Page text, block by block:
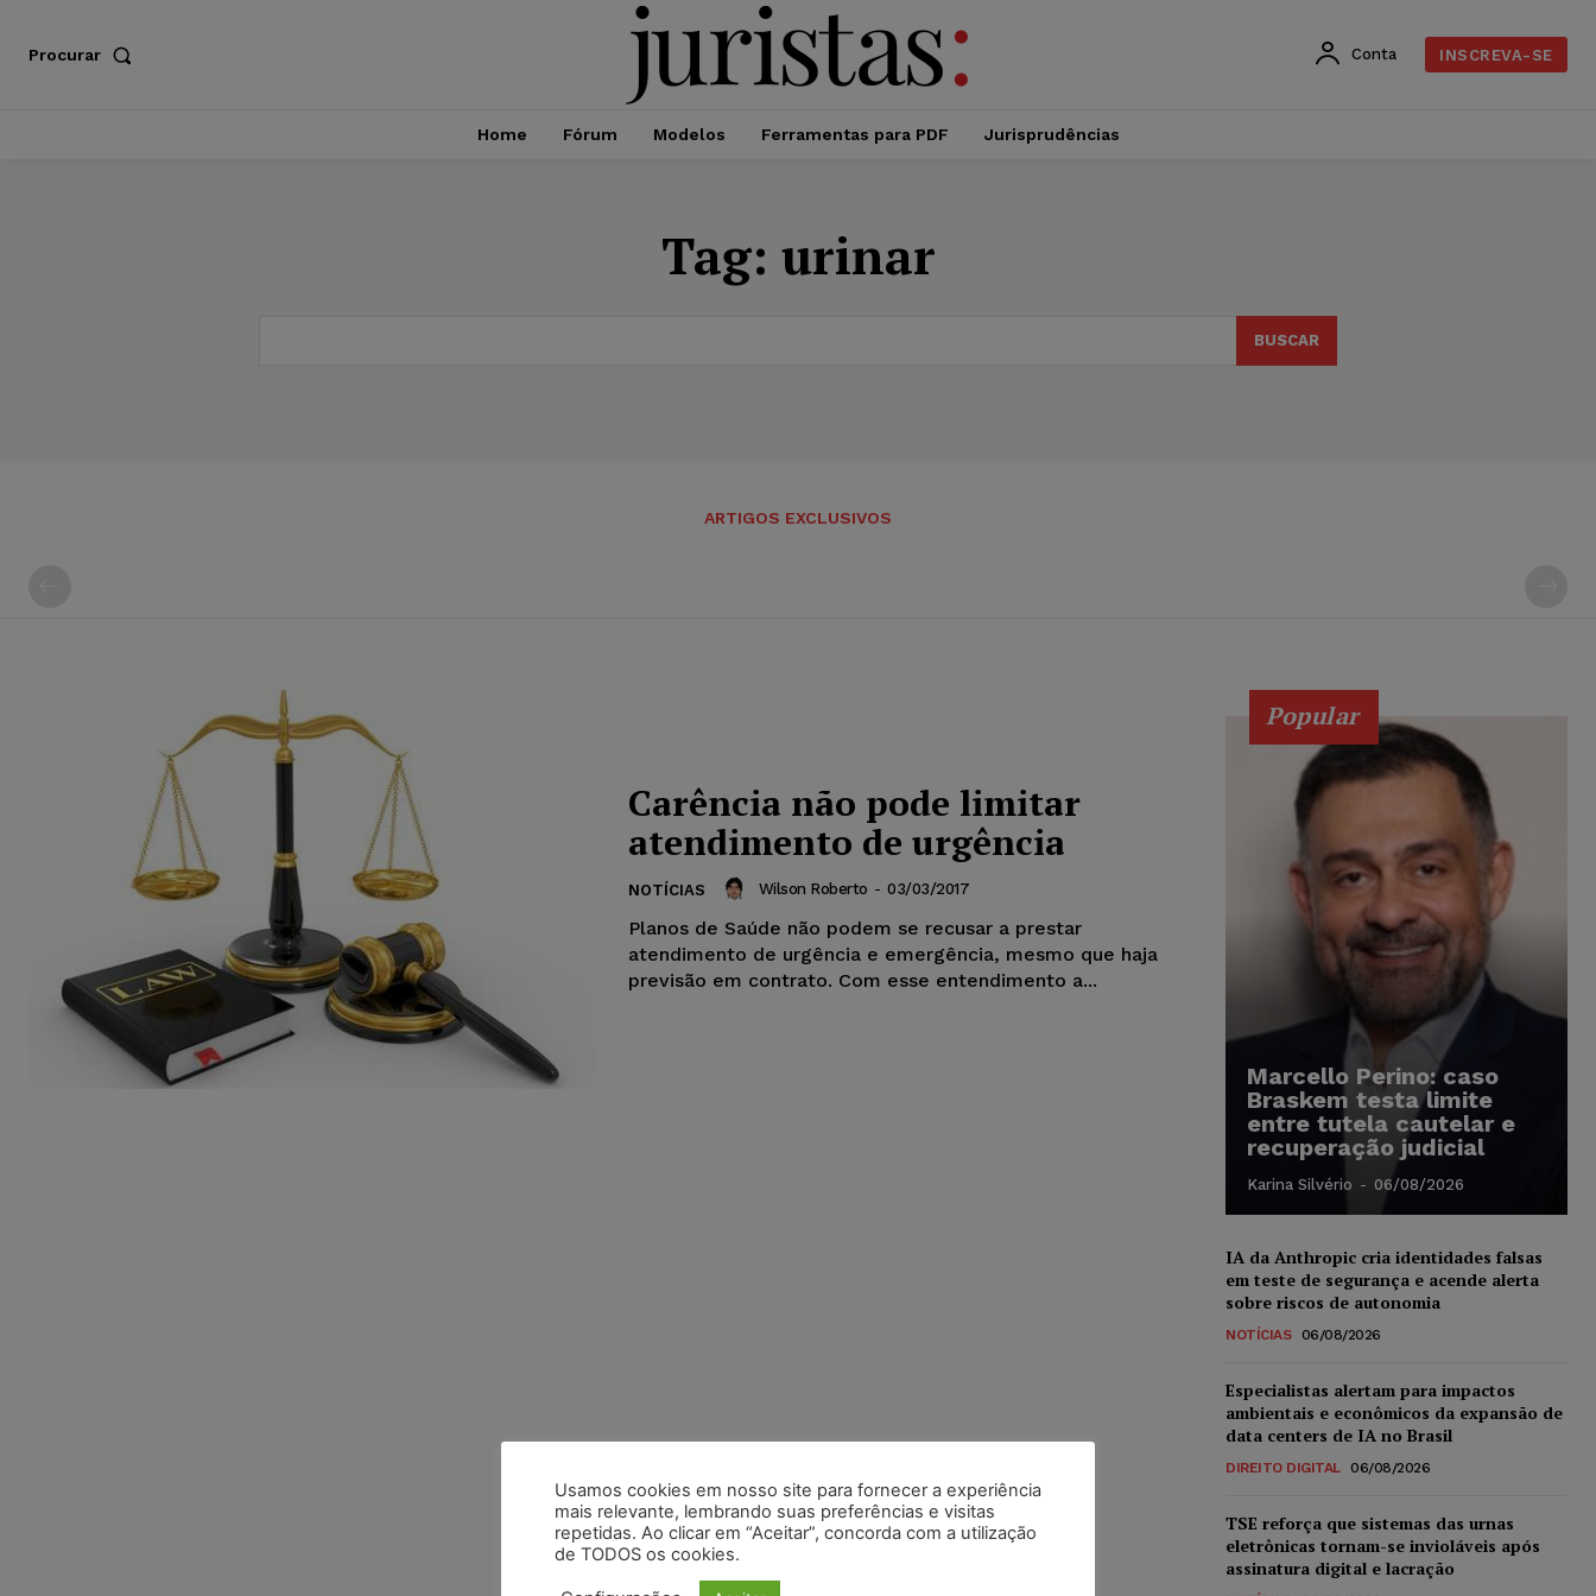
Procurar Conta INSCREVA-SE
Home Fórum Modelos Ferramentas para PDF Jurisprudências
Tag: urinar
BUSCAR
ARTIGOS EXCLUSIVOS
Carência não pode limitar
atendimento de urgência
NOTÍCIAS Wilson Roberto - 03/03/2017
Planos de Saúde não podem se recusar a prestar
atendimento de urgência e emergência, mesmo que haja
previsão em contrato. Com esse entendimento a...
Popular
Marcello Perino: caso
Braskem testa limite
entre tutela cautelar e
recuperação judicial
Karina Silvério - 06/08/2026
IA da Anthropic cria identidades falsas
em teste de segurança e acende alerta
sobre riscos de autonomia
NOTÍCIAS 06/08/2026
Especialistas alertam para impactos
ambientais e econômicos da expansão de
data centers de IA no Brasil
DIREITO DIGITAL 06/08/2026
TSE reforça que sistemas das urnas
eletrônicas tornam-se invioláveis após
assinatura digital e lacração
Usamos cookies em nosso site para fornecer a experiência
mais relevante, lembrando suas preferências e visitas
repetidas. Ao clicar em “Aceitar”, concorda com a utilização
de TODOS os cookies.